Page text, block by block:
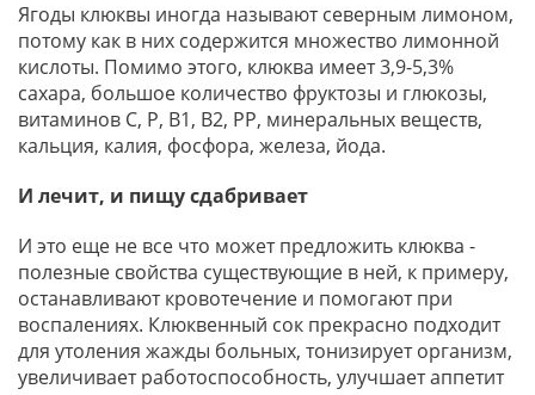
Ягоды клюквы иногда называют северным лимоном,
потому как в них содержится множество лимонной
кислоты. Помимо этого, клюква имеет 3,9-5,3%
сахара, большое количество фруктозы и глюкозы,
витаминов С, Р, В1, В2, РР, минеральных веществ,
кальция, калия, фосфора, железа, йода.
И лечит, и пищу сдабривает
И это еще не все что может предложить клюква -
полезные свойства существующие в ней, к примеру,
останавливают кровотечение и помогают при
воспалениях. Клюквенный сок прекрасно подходит
для утоления жажды больных, тонизирует организм,
увеличивает работоспособность, улучшает аппетит